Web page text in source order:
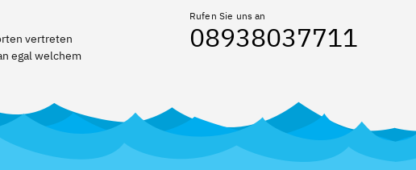
vertreten
egal welchem
Rufen Sie uns an
08938037711